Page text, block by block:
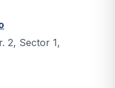
2, Sector 1,